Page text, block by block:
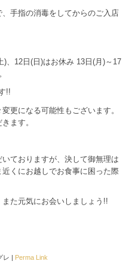
手指の消毒をしてからのご入店
、12日(日)はお休み 13日(月)～17
!!
更になる可能性もございます。
ます。
ておりますが、決して御無理は
くにお越しでお食事に困った際
た元気にお会いしましょう!!
レ | Perma Link